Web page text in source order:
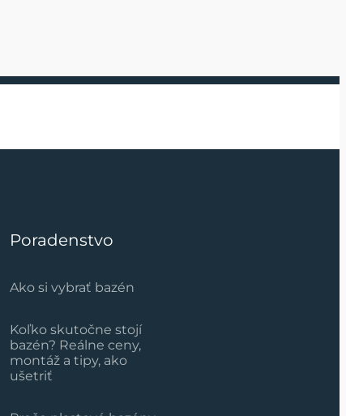
Poradenstvo
Ako si vybrať bazén
Koľko skutočne stojí
bazén? Reálne ceny,
montáž a tipy, ako
ušetriť